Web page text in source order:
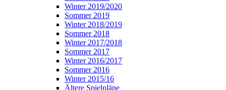
Winter 2019/2020
Sommer 2019
Winter 2018/2019
Sommer 2018
Winter 2017/2018
Sommer 2017
Winter 2016/2017
Sommer 2016
Winter 2015/16
Ältere Spielpläne